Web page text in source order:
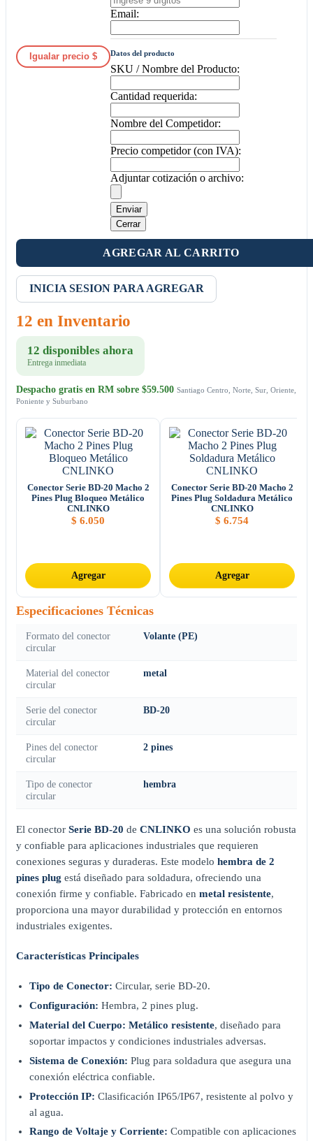
Igualar precio $
Email:
Datos del producto
SKU / Nombre del Producto:
Cantidad requerida:
Nombre del Competidor:
Precio competidor (con IVA):
Adjuntar cotización o archivo:
Enviar
Cerrar
AGREGAR AL CARRITO
INICIA SESION PARA AGREGAR
12 en Inventario
12 disponibles ahora
Entrega inmediata
Despacho gratis en RM sobre $59.500 Santiago Centro, Norte, Sur, Oriente,
Poniente y Suburbano
Conector Serie BD-20 Macho 2
Pines Plug Bloqueo Metálico
CNLINKO
$ 6.050
Agregar
Conector Serie BD-20 Macho 2
Pines Plug Soldadura Metálico
CNLINKO
$ 6.754
Agregar
Especificaciones Técnicas
Formato del conector
circular
Volante (PE)
Material del conector
circular
metal
Serie del conector
circular
BD-20
Pines del conector
circular
2 pines
Tipo de conector
circular
hembra
El conector Serie BD-20 de CNLINKO es una solución robusta
y confiable para aplicaciones industriales que requieren
conexiones seguras y duraderas. Este modelo hembra de 2
pines plug está diseñado para soldadura, ofreciendo una
conexión firme y confiable. Fabricado en metal resistente,
proporciona una mayor durabilidad y protección en entornos
industriales exigentes.
Características Principales
Tipo de Conector: Circular, serie BD-20.
Configuración: Hembra, 2 pines plug.
Material del Cuerpo: Metálico resistente, diseñado para
soportar impactos y condiciones industriales adversas.
Sistema de Conexión: Plug para soldadura que asegura una
conexión eléctrica confiable.
Protección IP: Clasificación IP65/IP67, resistente al polvo y
al agua.
Rango de Voltaje y Corriente: Compatible con aplicaciones